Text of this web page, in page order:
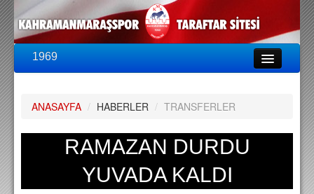
1969
PUAN DURUMU
FİKSTÜR
A TAKIM KADROSU
ANASAYFA / HABERLER / TRANSFERLER
RAMAZAN DURDU
YUVADA KALDI